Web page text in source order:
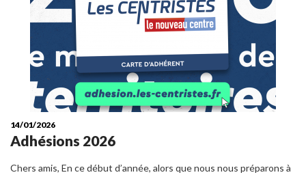
14/01/2026
Adhésions 2026
Chers amis, En ce début d’année, alors que nous nous préparons à